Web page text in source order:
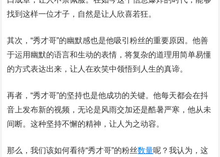
找到这样一位才子，自然是让人欣喜若狂。
其次，“秀才哥”的幽默感也是他吸引粉丝的重要原因。他善
于运用幽默的语言和生动的表情，将复杂的道理用简单易懂
的方式表达出来，让人在欢笑中领悟到人生的真谛。
再者，“秀才哥”的坚持也是他成功的关键。他每天都会在抖
音上发布新的视频，无论是风雨交加还是酷暑严寒，他从未
间断。这种坚持不懈的精神，让人为之动容。
那么，我们该如何看待“秀才哥”的粉丝数量呢？我认为，这